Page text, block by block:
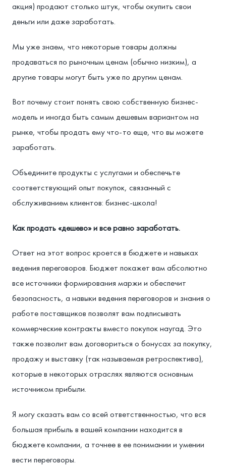
акция) продают столько штук, чтобы окупить свои
деньги или даже заработать.
Мы уже знаем, что некоторые товары должны
продаваться по рыночным ценам (обычно низким), а
другие товары могут быть уже по другим ценам.
Вот почему стоит понять свою собственную бизнес-
модель и иногда быть самым дешевым вариантом на
рынке, чтобы продать ему что-то еще, что вы можете
заработать.
Объедините продукты с услугами и обеспечьте
соответствующий опыт покупок, связанный с
обслуживанием клиентов: бизнес-школа!
Как продать «дешево» и все равно заработать.
Ответ на этот вопрос кроется в бюджете и навыках
ведения переговоров. Бюджет покажет вам абсолютно
все источники формирования маржи и обеспечит
безопасность, а навыки ведения переговоров и знания о
работе поставщиков позволят вам подписывать
коммерческие контракты вместо покупок наугад. Это
также позволит вам договориться о бонусах за покупку,
продажу и выставку (так называемая ретроспектива),
которые в некоторых отраслях являются основным
источником прибыли.
Я могу сказать вам со всей ответственностью, что вся
большая прибыль в вашей компании находится в
бюджете компании, а точнее в ее понимании и умении
вести переговоры.